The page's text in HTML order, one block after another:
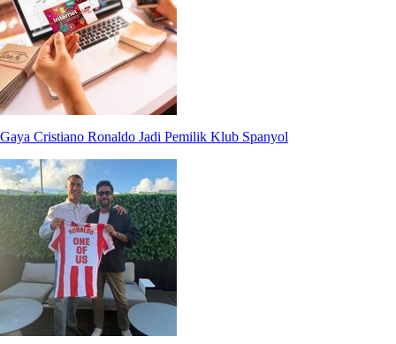
Gaya Cristiano Ronaldo Jadi Pemilik Klub Spanyol